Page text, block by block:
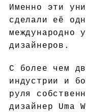
Именно эти
сделали её
международно
дизайнеров.
С более чем
индустрии и
руля
дизайнер Uma